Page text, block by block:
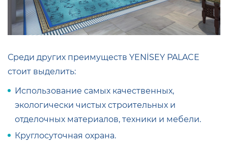
Среди других преимуществ YENİSEY PALACE
стоит выделить:
Использование самых качественных,
экологически чистых строительных и
отделочных материалов, техники и мебели.
Круглосуточная охрана.